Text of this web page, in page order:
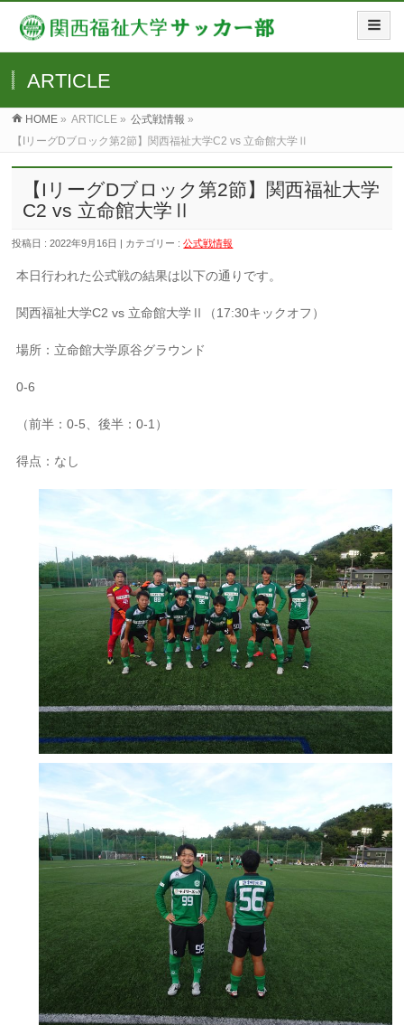
ARTICLE
HOME » ARTICLE » 公式戦情報 »
【IリーグDブロック第2節】関西福祉大学C2 vs 立命館大学Ⅱ
【IリーグDブロック第2節】関西福祉大学
C2 vs 立命館大学Ⅱ
投稿日 : 2022年9月16日 | カテゴリー :公式戦情報
本日行われた公式戦の結果は以下の通りです。
関西福祉大学C2 vs 立命館大学Ⅱ（17:30キックオフ）
場所：立命館大学原谷グラウンド
0-6
（前半：0-5、後半：0-1）
得点：なし